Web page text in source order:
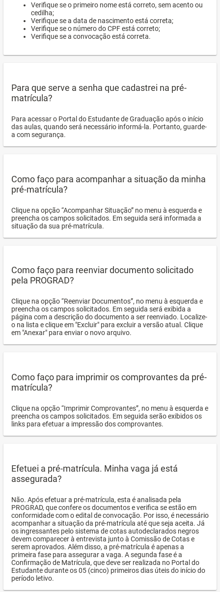
Verifique se o primeiro nome está correto, sem acento ou
cedilha;
Verifique se a data de nascimento está correta;
Verifique se o número do CPF está correto;
Verifique se a convocação está correta.
Para que serve a senha que cadastrei na pré-
matrícula?
Para acessar o Portal do Estudante de Graduação após o início
das aulas, quando será necessário informá-la. Portanto, guarde-
a com segurança.
Como faço para acompanhar a situação da minha
pré-matrícula?
Clique na opção “Acompanhar Situação” no menu à esquerda e
preencha os campos solicitados. Em seguida será informada a
situação da sua pré-matrícula.
Como faço para reenviar documento solicitado
pela PROGRAD?
Clique na opção “Reenviar Documentos”, no menu à esquerda e
preencha os campos solicitados. Em seguida será exibida a
página com a descrição do documento a ser reenviado. Localize-
o na lista e clique em "Excluir" para excluir a versão atual. Clique
em "Anexar" para enviar o novo arquivo.
Como faço para imprimir os comprovantes da pré-
matrícula?
Clique na opção “Imprimir Comprovantes”, no menu à esquerda e
preencha os campos solicitados. Em seguida serão exibidos os
links para efetuar a impressão dos comprovantes.
Efetuei a pré-matrícula. Minha vaga já está
assegurada?
Não. Após efetuar a pré-matrícula, esta é analisada pela
PROGRAD, que confere os documentos e verifica se estão em
conformidade com o edital de convocação. Por isso, é necessário
acompanhar a situação da pré-matrícula até que seja aceita. Já
os ingressantes pelo sistema de cotas autodeclarados negros
devem comparecer à entrevista junto à Comissão de Cotas e
serem aprovados. Além disso, a pré-matrícula é apenas a
primeira fase para assegurar a vaga. A segunda fase é a
Confirmação de Matrícula, que deve ser realizada no Portal do
Estudante durante os 05 (cinco) primeiros dias úteis do início do
período letivo.